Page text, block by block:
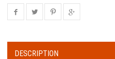
DESCRIPTION